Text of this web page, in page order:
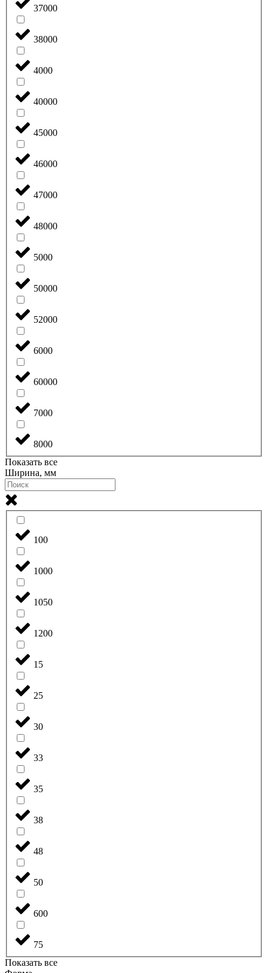
37000
38000
4000
40000
45000
46000
47000
48000
5000
50000
52000
6000
60000
7000
8000
Показать все
Ширина, мм
100
1000
1050
1200
15
25
30
33
35
38
48
50
600
75
Показать все